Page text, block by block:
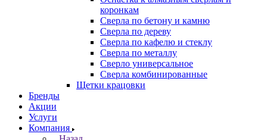
коронкам
Сверла по бетону и камню
Сверла по дереву
Сверла по кафелю и стеклу
Сверла по металлу
Сверло универсальное
Сверла комбинированные
Щетки крацовки
Бренды
Акции
Услуги
Компания